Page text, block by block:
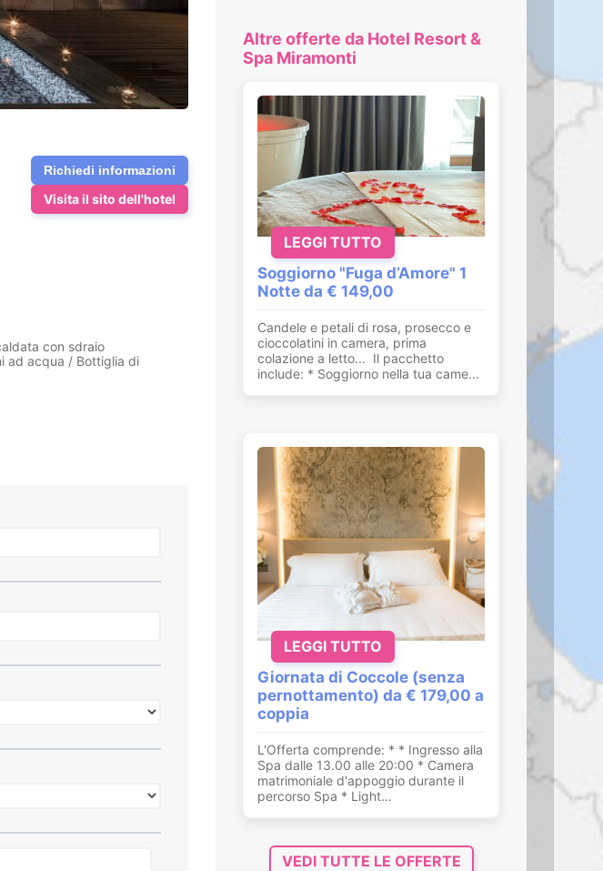
Richiedi informazioni
Visita il sito dell'hotel
con sdraio
ad acqua / Bottiglia di
Altre offerte da Hotel Resort &
Spa Miramonti
Soggiorno "Fuga d’Amore" 1
Notte da € 149,00
Candele e petali di rosa, prosecco e
cioccolatini in camera, prima
colazione a letto... Il pacchetto
include: * Soggiorno nella tua came...
LEGGI TUTTO
Giornata di Coccole (senza
pernottamento) da € 179,00 a
coppia
L'Offerta comprende: * * Ingresso alla
Spa dalle 13.00 alle 20:00 * Camera
matrimoniale d'appoggio durante il
percorso Spa * Light...
LEGGI TUTTO
VEDI TUTTE LE OFFERTE